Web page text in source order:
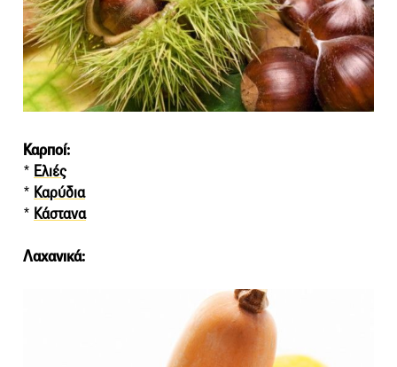
Καρποί:
* Ελιές
* Καρύδια
* Κάστανα
Λαχανικά: